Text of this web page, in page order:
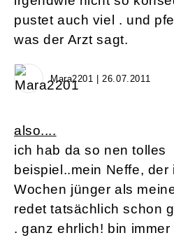
pustet auch viel . und
was der Arzt sagt.
Mara2201 | 26.07.2011
also....
ich hab da so nen tolles
beispiel..mein Neffe, der
Wochen jünger als
redet tatsächlich schon
. ganz ehrlich! bin